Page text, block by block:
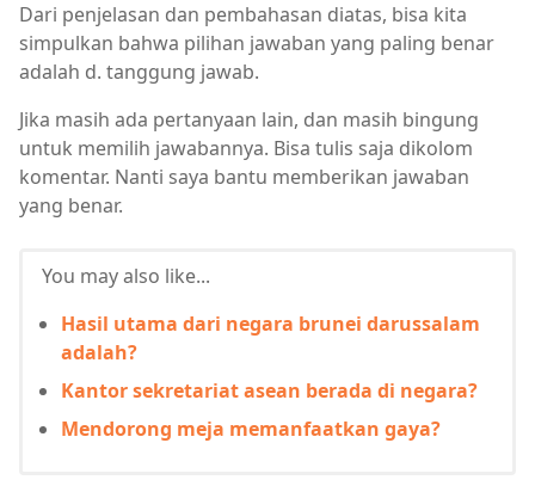
Dari penjelasan dan pembahasan diatas, bisa kita
simpulkan bahwa pilihan jawaban yang paling benar
adalah d. tanggung jawab.
Jika masih ada pertanyaan lain, dan masih bingung
untuk memilih jawabannya. Bisa tulis saja dikolom
komentar. Nanti saya bantu memberikan jawaban
yang benar.
You may also like...
Hasil utama dari negara brunei darussalam
adalah?
Kantor sekretariat asean berada di negara?
Mendorong meja memanfaatkan gaya?